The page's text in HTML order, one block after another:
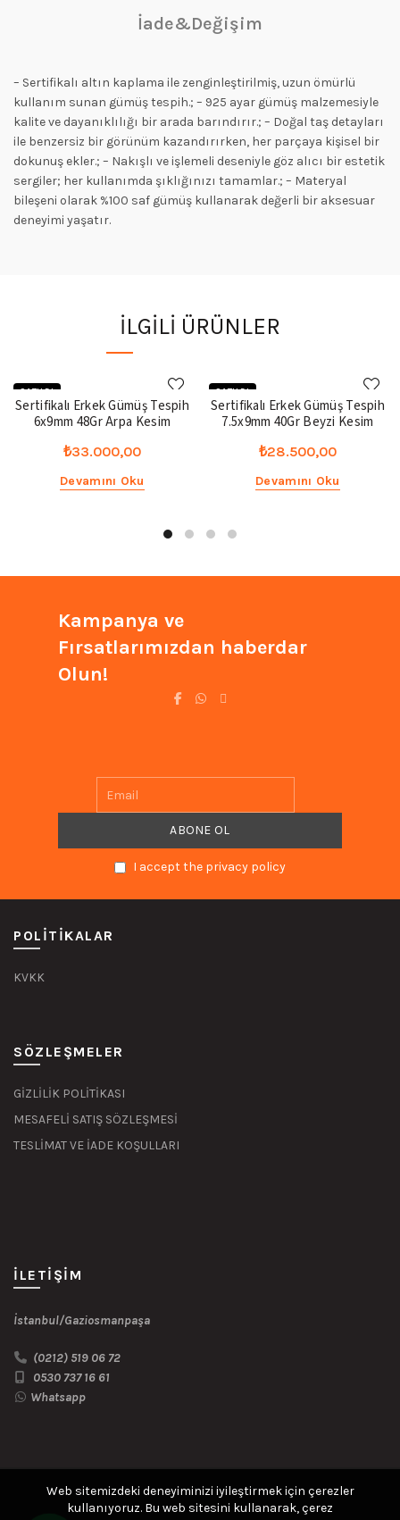
İade&Değişim
– Sertifikalı altın kaplama ile zenginleştirilmiş, uzun ömürlü
kullanım sunan gümüş tespih.; – 925 ayar gümüş malzemesiyle
kalite ve dayanıklılığı bir arada barındırır.; – Doğal taş detayları
ile benzersiz bir görünüm kazandırırken, her parçaya kişisel bir
dokunuş ekler.; – Nakışlı ve işlemeli deseniyle göz alıcı bir estetik
sergiler; her kullanımda şıklığınızı tamamlar.; – Materyal
bileşeni olarak %100 saf gümüş kullanarak değerli bir aksesuar
deneyimi yaşatır.
İLGILI ÜRÜNLER
SATILDI
Sertifikalı Erkek Gümüş Tespih
6x9mm 48Gr Arpa Kesim
₺33.000,00
Devamını Oku
SATILDI
Sertifikalı Erkek Gümüş Tespih
7.5x9mm 40Gr Beyzi Kesim
₺28.500,00
Devamını Oku
Kampanya ve
Fırsatlarımızdan haberdar
Olun!
I accept the privacy policy
POLITIKALAR
KVKK
SÖZLEŞMELER
GİZLİLİK POLİTİKASI
MESAFELİ SATIŞ SÖZLEŞMESİ
TESLİMAT VE İADE KOŞULLARI
İLETIŞIM
İstanbul/Gaziosmanpaşa
(0212) 519 06 72
0530 737 16 61
Whatsapp
Web sitemizdeki deneyiminizi iyileştirmek için çerezler
kullanıyoruz. Bu web sitesini kullanarak, çerez